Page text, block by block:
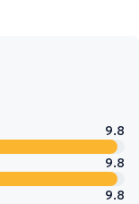
9.8
9.8
9.8